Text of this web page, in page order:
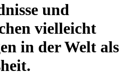
und
vielleicht
in der Welt als